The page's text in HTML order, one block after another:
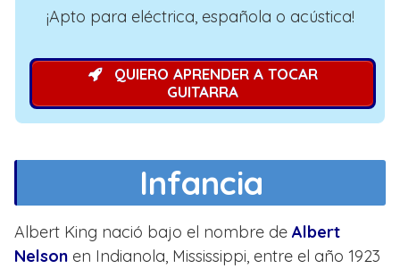
¡Apto para eléctrica, española o acústica!
QUIERO APRENDER A TOCAR
GUITARRA
Infancia
Albert King nació bajo el nombre de Albert
Nelson en Indianola, Mississippi, entre el año 1923